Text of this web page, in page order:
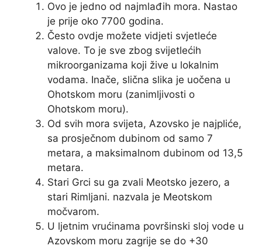
Ovo je jedno od najmlađih mora. Nastao
je prije oko 7700 godina.
Često ovdje možete vidjeti svjetleće
valove. To je sve zbog svijetlećih
mikroorganizama koji žive u lokalnim
vodama. Inače, slična slika je uočena u
Ohotskom moru (zanimljivosti o
Ohotskom moru).
Od svih mora svijeta, Azovsko je najpliće,
sa prosječnom dubinom od samo 7
metara, a maksimalnom dubinom od 13,5
metara.
Stari Grci su ga zvali Meotsko jezero, a
stari Rimljani. nazvala je Meotskom
močvarom.
U ljetnim vrućinama površinski sloj vode u
Azovskom moru zagrije se do +30